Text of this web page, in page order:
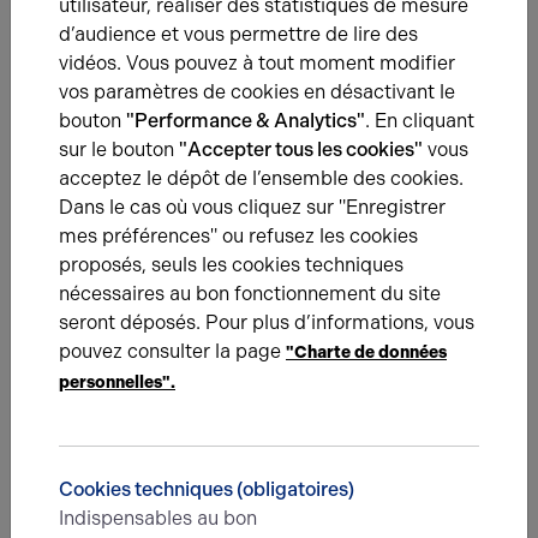
conséquences concrètes de chaque solution.
Un projet précis appuyé par des arguments solides
augmente également les chances d'obtention d’un
prêt auprès des établissements bancaires. Le dossier
de financement comprend toutes les pièces
obligatoires relatives à l'entreprise (statuts, extrait
Kbis, bilans, comptes de résultats…), au porteur de
projet et au projet lui-même : justificatif d’apport, de
garanties, étude de marché… Le montage du dossier
est un exercice complexe qui nécessite souvent
l'intervention d’un conseiller spécialisé : courtiers,
experts-comptables ou réseaux d’accompagnement
aux entreprises.
Achat de locaux professionnels à Rouen :
immobilier d'entreprise ?
utilisateur, réaliser des statistiques de mesure
d’audience et vous permettre de lire des
vidéos. Vous pouvez à tout moment modifier
vos paramètres de cookies en désactivant le
bouton "Performance & Analytics". En cliquant
sur le bouton "Accepter tous les cookies" vous
acceptez le dépôt de l’ensemble des cookies.
Dans le cas où vous cliquez sur "Enregistrer
mes préférences" ou refusez les cookies
proposés, seuls les cookies techniques
nécessaires au bon fonctionnement du site
seront déposés. Pour plus d’informations, vous
pouvez consulter la page "Charte de données
personnelles".
Cookies techniques (obligatoires)
Indispensables au bon